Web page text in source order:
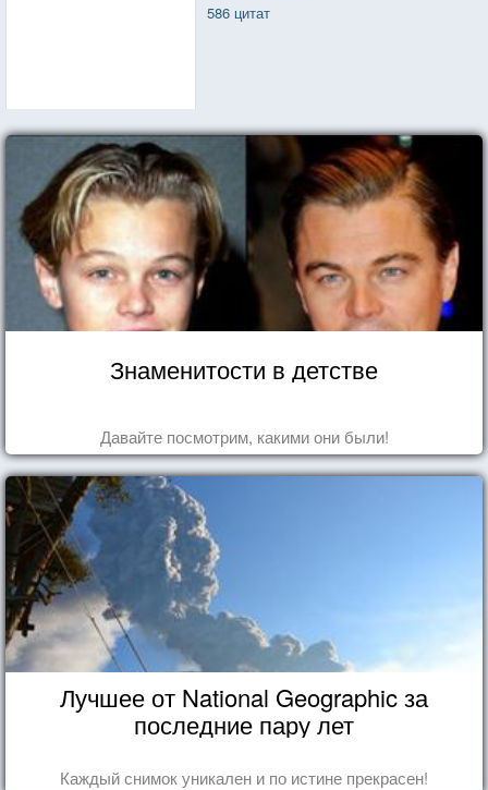
586 цитат
Знаменитости в детстве
Давайте посмотрим, какими они были!
Лучшее от National Geographic за
последние пару лет
Каждый снимок уникален и по истине прекрасен!